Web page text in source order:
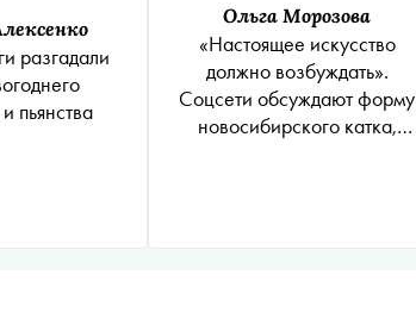
разгадали
пьянства
Ольга Морозова
«Настоящее искусство
должно возбуждать».
Соцсети обсуждают форму
новосибирского катка,